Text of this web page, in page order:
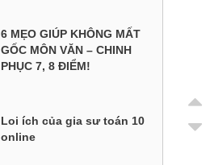
6 MẸO GIÚP KHÔNG MẤT
GỐC MÔN VĂN – CHINH
PHỤC 7, 8 ĐIỂM!
Loi ích của gia sư toán 10
online